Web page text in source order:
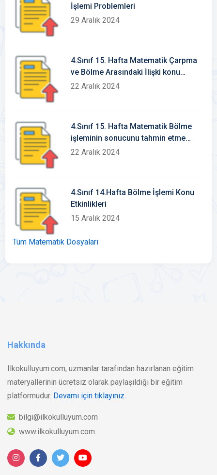
İşlemi Problemleri
29 Aralık 2024
4.Sınıf 15. Hafta Matematik Çarpma
ve Bölme Arasındaki İlişki konu
etkinlikleri
22 Aralık 2024
4.Sınıf 15. Hafta Matematik Bölme
işleminin sonucunu tahmin etme
konu etkinlikleri
22 Aralık 2024
4.Sınıf 14.Hafta Bölme İşlemi Konu
Etkinlikleri
15 Aralık 2024
Tüm Matematik Dosyaları
Hakkında
Ilkokulluyum.com, uzmanlar tarafından hazırlanan eğitim
materyallerinin ücretsiz olarak paylaşıldığı bir eğitim
platformudur. Devamı için tıklayınız.
bilgi@ilkokulluyum.com
www.ilkokulluyum.com